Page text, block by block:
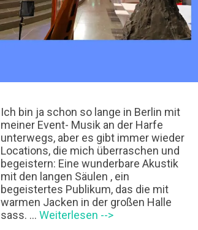
Ich bin ja schon so lange in Berlin mit
meiner Event- Musik an der Harfe
unterwegs, aber es gibt immer wieder
Locations, die mich überraschen und
begeistern: Eine wunderbare Akustik
mit den langen Säulen , ein
begeistertes Publikum, das die mit
warmen Jacken in der großen Halle
sass. …Weiterlesen -->